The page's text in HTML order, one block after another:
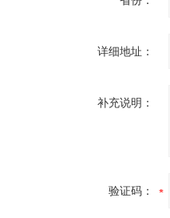
详细地址：
补充说明：
验证码：